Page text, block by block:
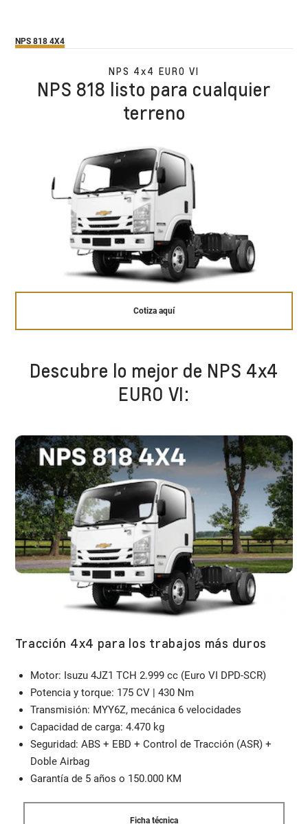
NPS 818 4X4
NPS 4x4 EURO VI
NPS 818 listo para cualquier
terreno
Cotiza aquí
Descubre lo mejor de NPS 4x4
EURO VI:
Tracción 4x4 para los trabajos más duros
Motor: Isuzu 4JZ1 TCH 2.999 cc (Euro VI DPD-SCR)
Potencia y torque: 175 CV | 430 Nm
Transmisión: MYY6Z, mecánica 6 velocidades
Capacidad de carga: 4.470 kg
Seguridad: ABS + EBD + Control de Tracción (ASR) +
Doble Airbag
Garantía de 5 años o 150.000 KM
Ficha técnica